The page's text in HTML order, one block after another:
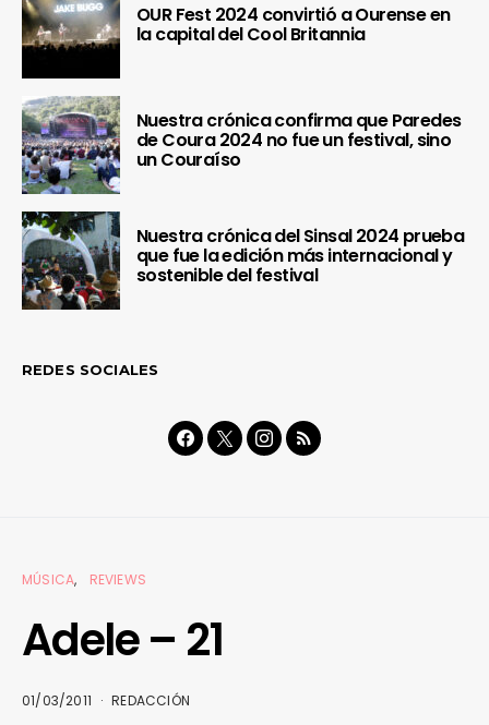
OUR Fest 2024 convirtió a Ourense en
la capital del Cool Britannia
Nuestra crónica confirma que Paredes
de Coura 2024 no fue un festival, sino
un Couraíso
Nuestra crónica del Sinsal 2024 prueba
que fue la edición más internacional y
sostenible del festival
REDES SOCIALES
MÚSICA REVIEWS
Adele – 21
01/03/2011 REDACCIÓN